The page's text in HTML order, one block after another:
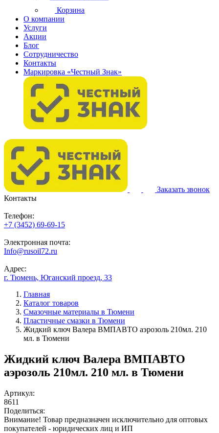
Корзина
О компании
Услуги
Акции
Блог
Сотрудничество
Контакты
Маркировка «Честный Знак»
Заказать звонок
Контакты
Телефон:
+7 (3452) 69-69-15
Электронная почта:
Info@rusoil72.ru
Адрес:
г. Тюмень, Юганский проезд, 33
Главная
Каталог товаров
Смазочные материалы в Тюмени
Пластичные смазки в Тюмени
Жидкий ключ Валера ВМПАВТО аэрозоль 210мл. 210
мл. в Тюмени
Жидкий ключ Валера ВМПАВТО
аэрозоль 210мл. 210 мл. в Тюмени
Артикул:
8611
Поделиться:
Внимание! Товар предназначен исключительно для оптовых
покупателей - юридических лиц и ИП